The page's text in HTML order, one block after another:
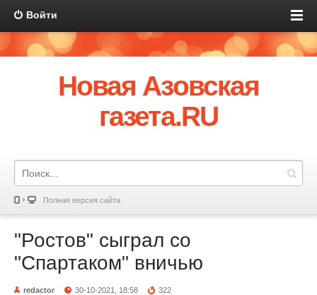
Войти
Новая Азовская
газета.RU
Полная версия сайта
"Ростов" сыграл со
"Спартаком" вничью
redactor 30-10-2021, 18:58 322